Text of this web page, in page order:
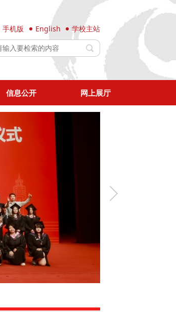
手机版 English 学校主站
信息公开 网上展厅